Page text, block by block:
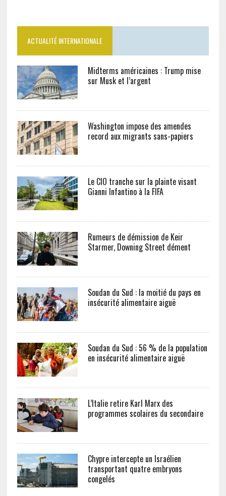
ACTUALITÉ INTERNATIONALE
Midterms américaines : Trump mise
sur Musk et l’argent
Washington impose des amendes
record aux migrants sans-papiers
Le CIO tranche sur la plainte visant
Gianni Infantino à la FIFA
Rumeurs de démission de Keir
Starmer, Downing Street dément
Soudan du Sud : la moitié du pays en
insécurité alimentaire aiguë
Soudan du Sud : 56 % de la population
en insécurité alimentaire aiguë
L’Italie retire Karl Marx des
programmes scolaires du secondaire
Chypre intercepte un Israélien
transportant quatre embryons
congelés